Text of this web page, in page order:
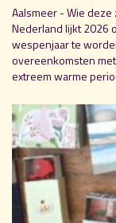
Aalsmeer - Wie
Nederland lijkt 2026
wespenjaar te
overeenkomsten
extreem warme